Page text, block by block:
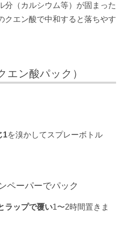
分（カルシウム等）が固まった
クエン酸で中和すると落ちやす
エン酸パック）
1を溴かしてスプレーボトル
ペーパーでパック
ラップで覆い1〜2時間置きま